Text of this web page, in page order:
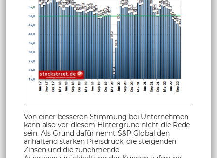
Von einer besseren Stimmung bei Unternehmen
kann also vor diesem Hintergrund nicht die Rede
sein. Als Grund dafür nennt S&P Global den
anhaltend starken Preisdruck, die steigenden
Zinsen und die zunehmende